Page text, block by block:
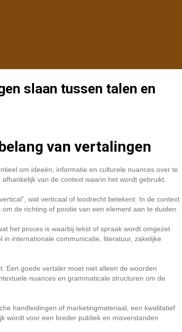
slaan tussen talen en
van vertalingen
om ideeën, informatie en culturele nuances over te
van de context waarin het wordt gebruikt.
wat verticaal of loodrecht betekent. In de context
de richting of positie van een element aan te duiden.
het proces is waarbij tekst of spraak wordt omgezet
internationale communicatie, literatuur, zakelijke
Een goede vertaler moet niet alleen de woorden
nuances en grammaticale structuren om de
handleidingen of marketingmateriaal, een kwalitatief
wordt voor een breder publiek en misverstanden